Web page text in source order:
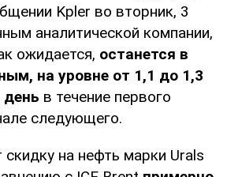
Kpler во вторник, 3
аналитической компании,
ожидается, останется в
на уровне от 1,1 до 1,3
день в течение первого
следующего.
скидку на нефть марки Urals